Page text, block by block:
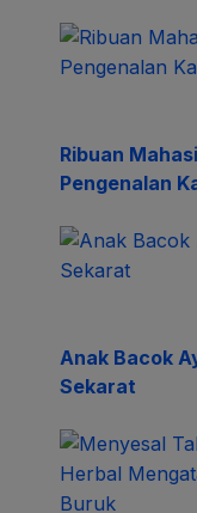
Ribuan
Pengenalan
Anak Bacok
Sekarat